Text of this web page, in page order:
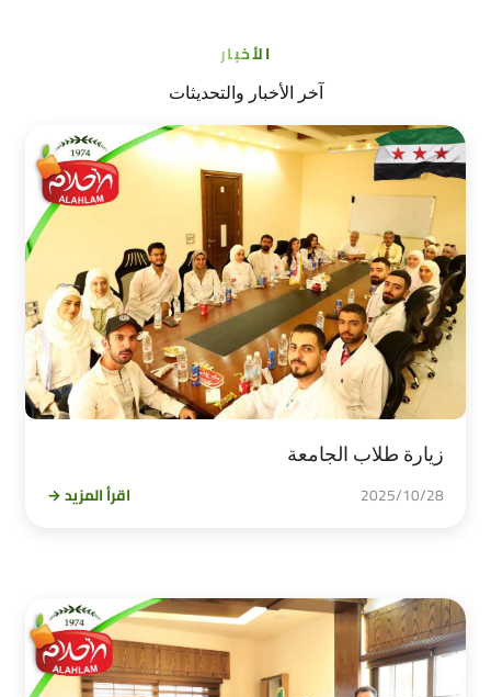
الأخبار
آخر الأخبار والتحديثات
زيارة طلاب الجامعة
2025/10/28 اقرأ المزيد →